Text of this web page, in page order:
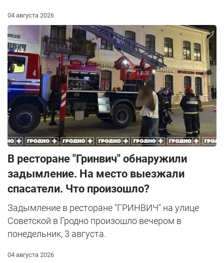
04 августа 2026
В ресторане "Гринвич" обнаружили
задымление. На место выезжали
спасатели. Что произошло?
Задымление в ресторане "ГРИНВИЧ" на улице
Советской в Гродно произошло вечером в
понедельник, 3 августа.
04 августа 2026